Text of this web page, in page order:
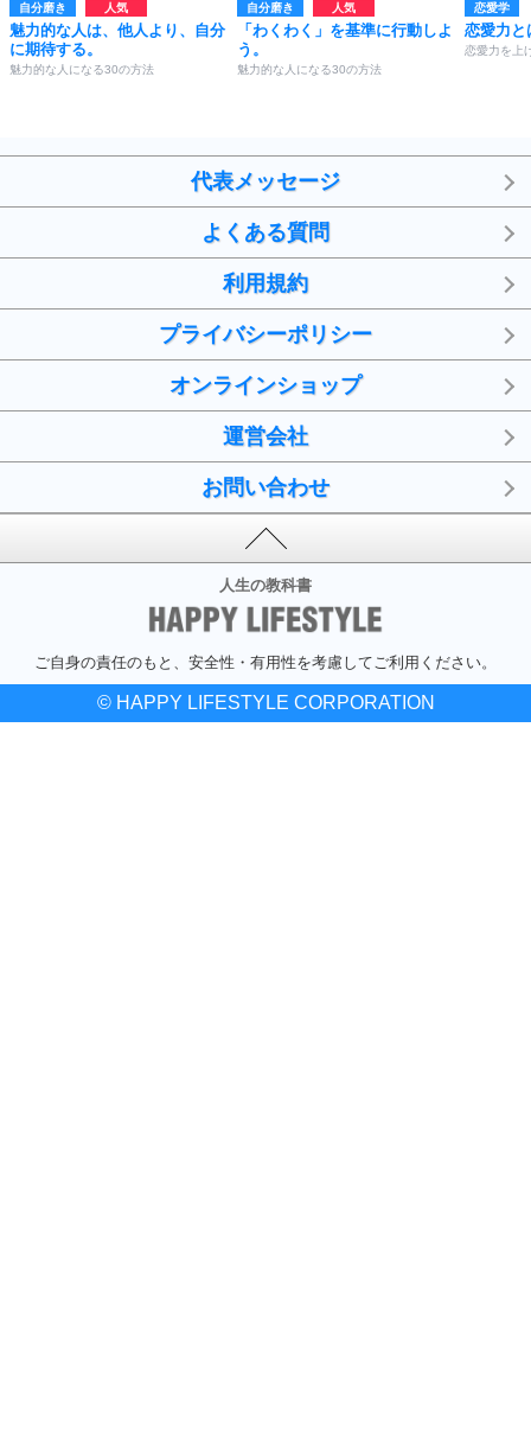
自分磨き
魅力的な人は、他人より、自分
に期待する。
魅力的な人になる30の方法
自分磨き
「わくわく」を基準に行動しよ
う。
魅力的な人になる30の方法
恋愛学
恋愛力と
恋愛力を上
代表メッセージ
よくある質問
利用規約
プライバシーポリシー
オンラインショップ
運営会社
お問い合わせ
人生の教科書
ご自身の責任のもと、安全性・有用性を考慮してご利用ください。
© HAPPY LIFESTYLE CORPORATION